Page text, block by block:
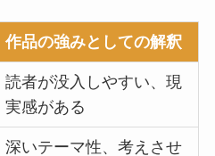
作品の強みとしての解釈
読者が没入しやすい、現
実感がある
深いテーマ性、考えさせ